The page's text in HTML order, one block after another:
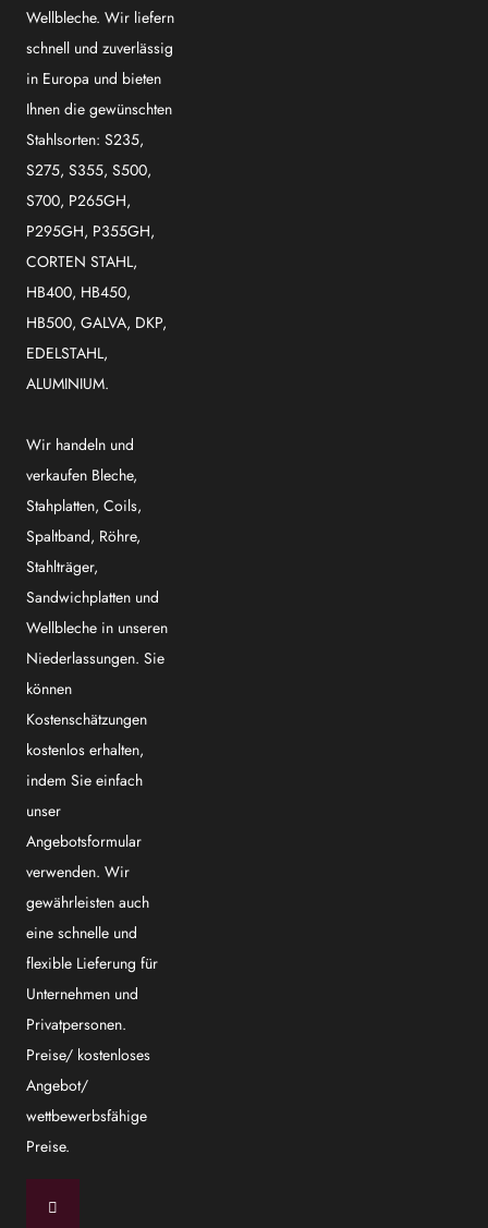
Wellbleche. Wir liefern
schnell und zuverlässig
in Europa und bieten
Ihnen die gewünschten
Stahlsorten: S235,
S275, S355, S500,
S700, P265GH,
P295GH, P355GH,
CORTEN STAHL,
HB400, HB450,
HB500, GALVA, DKP,
EDELSTAHL,
ALUMINIUM.
Wir handeln und
verkaufen Bleche,
Stahplatten, Coils,
Spaltband, Röhre,
Stahlträger,
Sandwichplatten und
Wellbleche in unseren
Niederlassungen. Sie
können
Kostenschätzungen
kostenlos erhalten,
indem Sie einfach
unser
Angebotsformular
verwenden. Wir
gewährleisten auch
eine schnelle und
flexible Lieferung für
Unternehmen und
Privatpersonen.
Preise/ kostenloses
Angebot/
wettbewerbsfähige
Preise.